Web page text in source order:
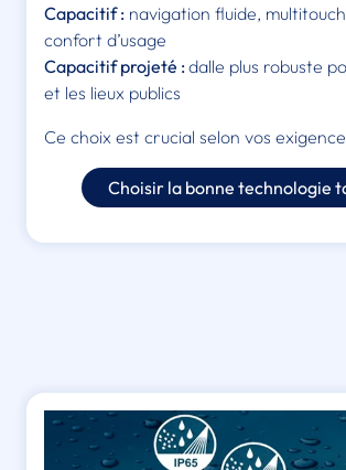
Capacitif : navigation fluide,
confort d’usage
Capacitif projeté :dalle plus robuste
et les lieux publics
Ce choix est crucial selon vos
Choisir la bonne technologie